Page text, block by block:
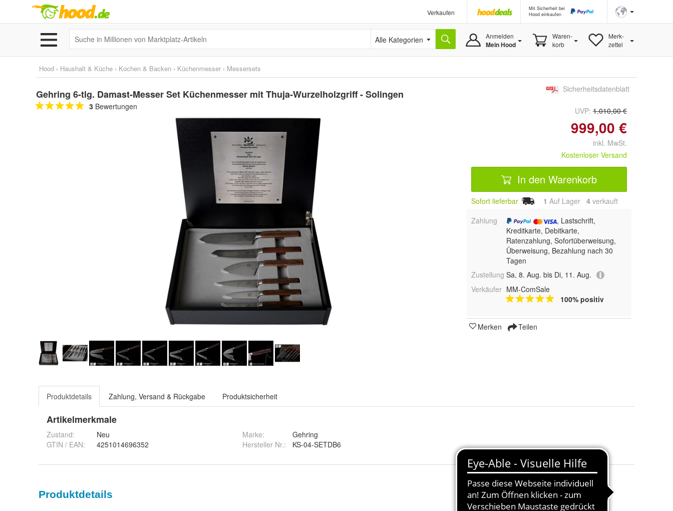
Verkaufen
Mit Sicherheit bei
Hood einkaufen
Alle Kategorien Anmelden
Mein Hood
Waren-
korb
Merk-
zettel
Hood › Haushalt & Küche › Kochen & Backen › Küchenmesser › Messersets
Gehring 6-tlg. Damast-Messer Set Küchenmesser mit Thuja-Wurzelholzgriff - Solingen
3 Bewertungen
Sicherheitsdatenblatt
UVP: 1.010,00 €
999,00 €
inkl. MwSt.
Kostenloser Versand
In den Warenkorb
Sofort lieferbar 1 Auf Lager 4 verkauft
Zahlung
, Lastschrift,
Kreditkarte, Debitkarte,
Ratenzahlung, Sofortüberweisung,
Überweisung, Bezahlung nach 30
Tagen
Zustellung Sa, 8. Aug. bis Di, 11. Aug.
Verkäufer MM-ComSale
100% positiv
Merken Teilen
Produktdetails Zahlung, Versand & Rückgabe Produktsicherheit
Artikelmerkmale
Zustand:
Neu
GTIN / EAN:
4251014696352
Marke:
Gehring
Hersteller Nr.:
KS-04-SETDB6